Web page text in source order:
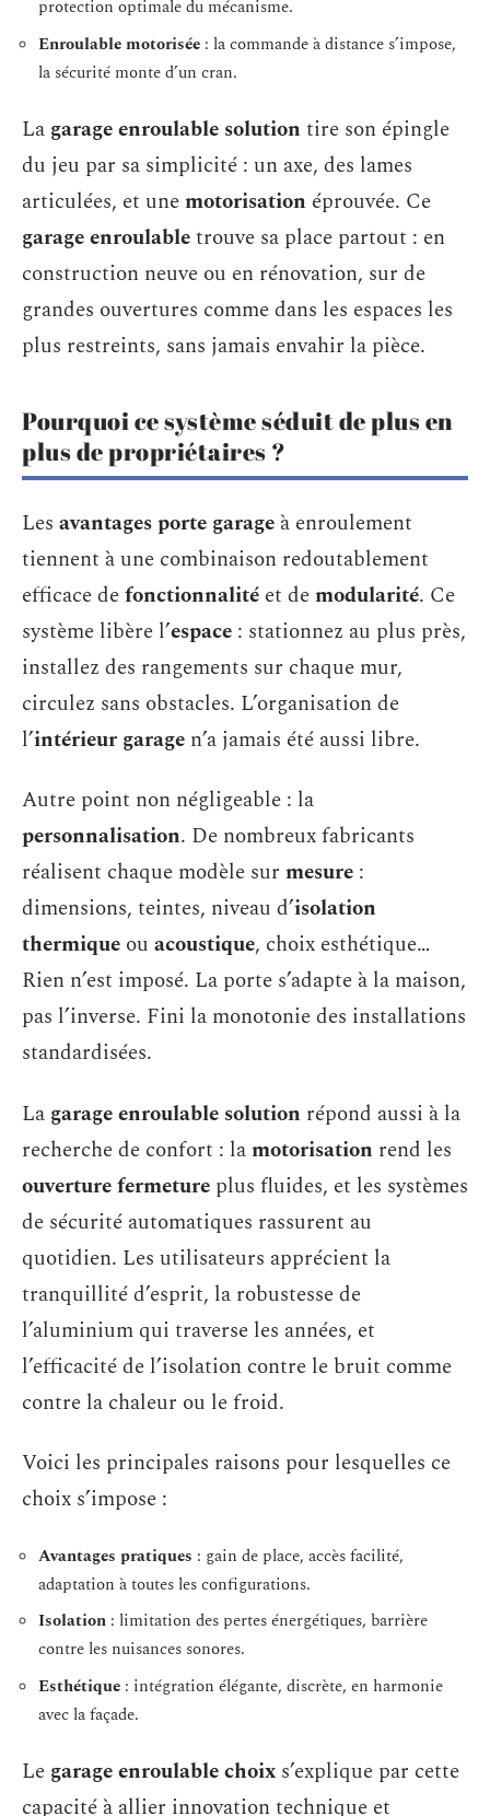
protection optimale du mécanisme.
Enroulable motorisée : la commande à distance s’impose,
la sécurité monte d’un cran.
La garage enroulable solutiontire son épingle
du jeu par sa simplicité : un axe, des lames
articulées, et unemotorisation éprouvée. Ce
garage enroulabletrouve sa place partout : en
construction neuve ou en rénovation, sur de
grandes ouvertures comme dans les espaces les
plus restreints, sans jamais envahir la pièce.
Pourquoi ce système séduit de plus en
plus de propriétaires ?
Les avantages porte garage à enroulement
tiennent à une combinaison redoutablement
efficace defonctionnalité et demodularité. Ce
système libère l’espace : stationnez au plus près,
installez des rangements sur chaque mur,
circulez sans obstacles. L’organisation de
l’intérieur garage n’a jamais été aussi libre.
Autre point non négligeable : la
personnalisation. De nombreux fabricants
réalisent chaque modèle sur mesure :
dimensions, teintes, niveau d’isolation
thermique ou acoustique, choix esthétique…
Rien n’est imposé. La porte s’adapte à la maison,
pas l’inverse. Fini la monotonie des installations
standardisées.
La garage enroulable solution répond aussi à la
recherche de confort : lamotorisation rend les
ouverture fermeture plus fluides, et les systèmes
de sécurité automatiques rassurent au
quotidien. Les utilisateurs apprécient la
tranquillité d’esprit, la robustesse de
l’aluminium qui traverse les années, et
l’efficacité de l’isolation contre le bruit comme
contre la chaleur ou le froid.
Voici les principales raisons pour lesquelles ce
choix s’impose :
Avantages pratiques : gain de place, accès facilité,
adaptation à toutes les configurations.
Isolation : limitation des pertes énergétiques, barrière
contre les nuisances sonores.
Esthétique : intégration élégante, discrète, en harmonie
avec la façade.
Le garage enroulable choix s’explique par cette
capacité à allier innovation technique et